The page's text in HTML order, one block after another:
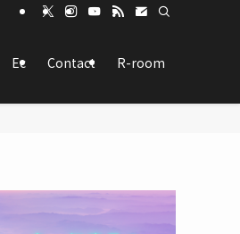
Ec Contact R-room